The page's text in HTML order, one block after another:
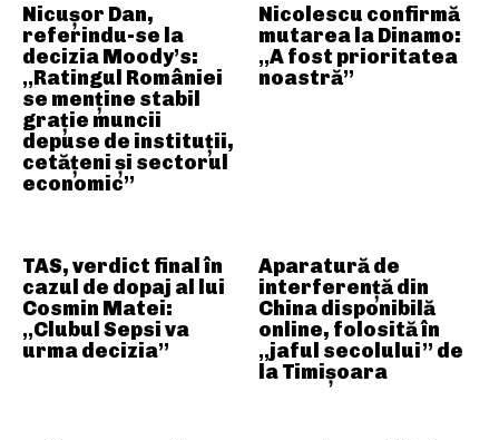
Nicușor Dan,
referindu-se la
decizia Moody’s:
„Ratingul României
se menține stabil
grație muncii
depuse de instituții,
cetățeni și sectorul
economic”
Nicolescu confirmă
mutarea la Dinamo:
„A fost prioritatea
noastră”
TAS, verdict final în
cazul de dopaj al lui
Cosmin Matei:
„Clubul Sepsi va
urma decizia”
Aparatură de
interferență din
China disponibilă
online, folosită în
„jaful secolului” de
la Timișoara